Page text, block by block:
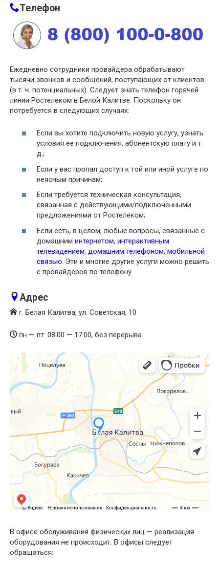
Телефон
Ежедневно сотрудники провайдера обрабатывают
тысячи звонков и сообщений, поступающих от клиентов
(в т. ч. потенциальных). Следует знать телефон горячей
линии Ростелеком в Белой Калитве. Поскольку он
потребуется в следующих случаях:
Если вы хотите подключить новую услугу, узнать
условия ее подключения, абонентскую плату и т.
д.;
Если у вас пропал доступ к той или иной услуге по
неясным причинам;
Если требуется техническая консультация,
связанная с действующими/подключенными
предложениями от Ростелеком;
Если есть, в целом, любые вопросы, связанные с
домашним интернетом, интерактивным
телевидением, домашним телефоном, мобильной
связью. Эти и многие другие услуги можно решить
с провайдеров по телефону.
Адрес
г. Белая Калитва, ул. Советская, 10
пн — пт: 08:00 — 17:00, без перерыва
В офисе обслуживания физических лиц — реализация
оборудования не происходит. В офисы следует
обращаться: